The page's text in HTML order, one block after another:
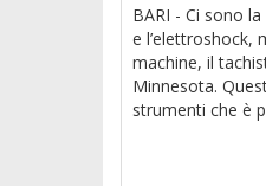
BARI - Ci sono
e l’elettroshock,
machine, il
Minnesota.
strumenti che è